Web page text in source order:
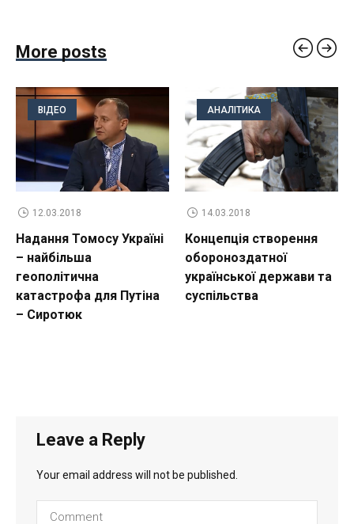
More posts
ВІДЕО
12.03.2018
Надання Томосу Україні
– найбільша
геополітична
катастрофа для Путіна
– Сиротюк
АНАЛІТИКА
14.03.2018
Концепція створення
обороноздатної
української держави та
суспільства
Leave a Reply
Your email address will not be published.